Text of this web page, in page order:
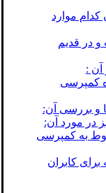
موارد
در قدیم
آن :
کمپرسی
و بررسی آن:
در مورد آن:
به کمپرسی
برای کابران